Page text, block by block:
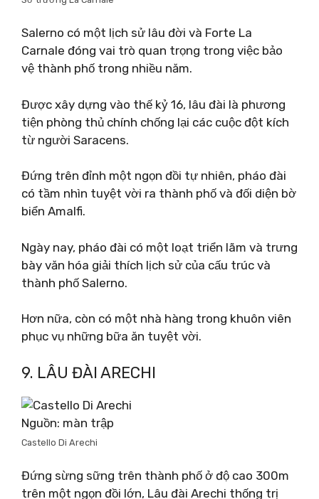
Salerno có một lịch sử lâu đời và Forte La
Carnale đóng vai trò quan trọng trong việc bảo
vệ thành phố trong nhiều năm.
Được xây dựng vào thế kỷ 16, lâu đài là phương
tiện phòng thủ chính chống lại các cuộc đột kích
từ người Saracens.
Đứng trên đỉnh một ngọn đồi tự nhiên, pháo đài
có tầm nhìn tuyệt vời ra thành phố và đối diện bờ
biển Amalfi.
Ngày nay, pháo đài có một loạt triển lãm và trưng
bày văn hóa giải thích lịch sử của cấu trúc và
thành phố Salerno.
Hơn nữa, còn có một nhà hàng trong khuôn viên
phục vụ những bữa ăn tuyệt vời.
9. LÂU ĐÀI ARECHI
Nguồn: màn trập
Castello Di Arechi
Đứng sừng sững trên thành phố ở độ cao 300m
trên một ngọn đồi lớn, Lâu đài Arechi thống trị